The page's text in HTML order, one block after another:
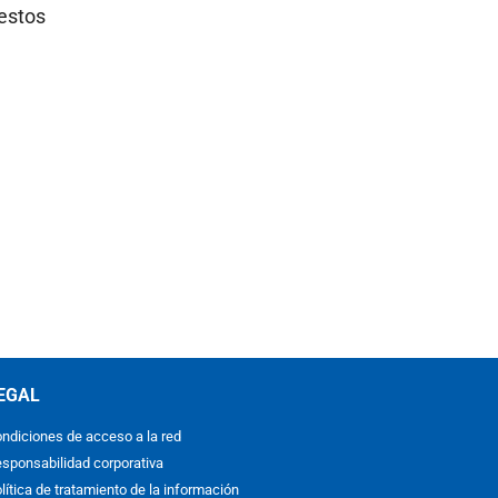
de acceso a la red
corporativa
de tratamiento de la información